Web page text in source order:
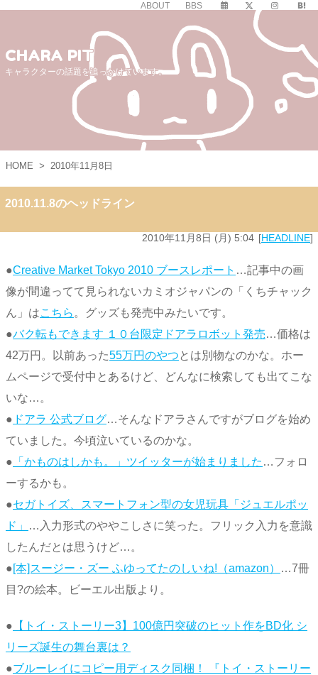
ABOUT BBS
CHARA PIT
キャラクターの話題を追っかけています。
HOME > 2010年11月8日
2010.11.8のヘッドライン
2010年11月8日 (月) 5:04 HEADLINE
●Creative Market Tokyo 2010 ブースレポート …記事中の画
像が間違ってて見られないカミオジャパンの「くちチャック
ん」はこちら 。グッズも発売中みたいです。
●バク転もできます １０台限定ドアラロボット発売…価格は
42万円。以前あった55万円のやつ とは別物なのかな。ホー
ムページで受付中とあるけど、どんなに検索しても出てこな
いな…。
● ドアラ 公式ブログ…そんなドアラさんですがブログを始め
ていました。今頃泣いているのかな。
● 「かものはしかも。」ツイッターが始まりました …フォロ
ーするかも。
●セガトイズ、スマートフォン型の女児玩具「ジュエルポッ
ド」
…入力形式のややこしさに笑った。フリック入力を意識
したんだとは思うけど…。
●[本]スージー・ズー ふゆってたのしいね!（amazon）
…7冊
目?の絵本。ビーエル出版より。
● 【トイ・ストーリー3】100億円突破のヒット作をBD化 シ
リーズ誕生の舞台裏は？
●ブルーレイにコピー用ディスク同梱！ 『トイ・ストーリー